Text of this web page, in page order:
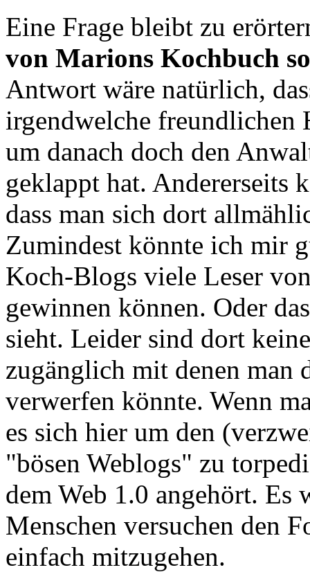
Eine Frage bleibt zu
von Marions Kochbuch
Antwort wäre natürlich,
irgendwelche
um danach doch den
geklappt hat. Andererseits
dass man sich dort
Zumindest könnte ich mir
Koch-Blogs viele Leser
gewinnen können. Oder
sieht. Leider sind dort
zugänglich mit denen man
verwerfen könnte. Wenn
es sich hier um den
"bösen Weblogs" zu
dem Web 1.0 angehört. Es
Menschen versuchen den
einfach mitzugehen.